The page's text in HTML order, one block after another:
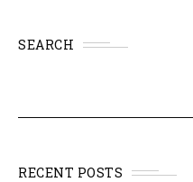
SEARCH
RECENT POSTS